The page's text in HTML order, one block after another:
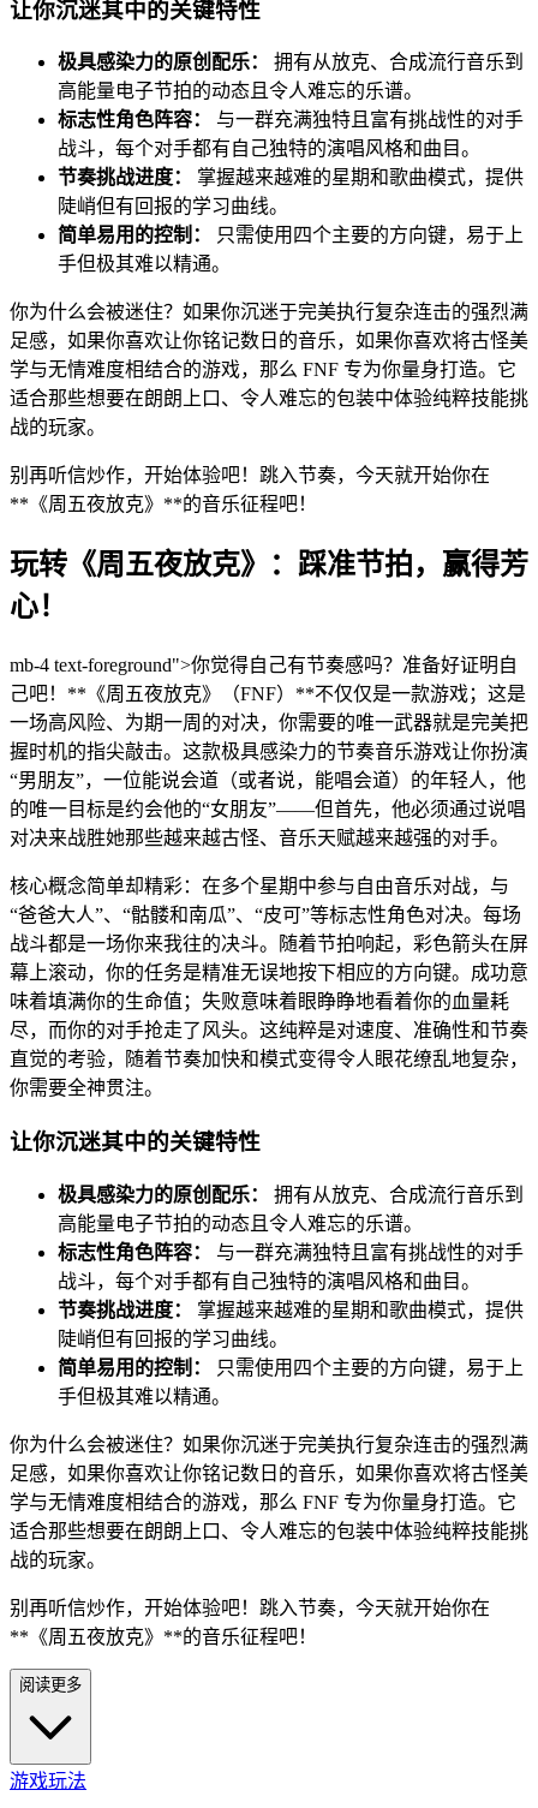
让你沉迷其中的关键特性
极具感染力的原创配乐：
拥有从放克、合成流行音乐到
高能量电子节拍的动态且令人难忘的乐谱。
标志性角色阵容：
与一群充满独特且富有挑战性的对手
战斗，每个对手都有自己独特的演唱风格和曲目。
节奏挑战进度：
掌握越来越难的星期和歌曲模式，提供
陡峭但有回报的学习曲线。
简单易用的控制：
只需使用四个主要的方向键，易于上
手但极其难以精通。
你为什么会被迷住？如果你沉迷于完美执行复杂连击的强烈满
足感，如果你喜欢让你铭记数日的音乐，如果你喜欢将古怪美
学与无情难度相结合的游戏，那么 FNF 专为你量身打造。它
适合那些想要在朗朗上口、令人难忘的包装中体验纯粹技能挑
战的玩家。
别再听信炒作，开始体验吧！跳入节奏，今天就开始你在
**《周五夜放克》**的音乐征程吧！
玩转《周五夜放克》：踩准节拍，赢得芳
心！
mb-4 text-foreground">你觉得自己有节奏感吗？准备好证明自
己吧！**《周五夜放克》（FNF）**不仅仅是一款游戏；这是
一场高风险、为期一周的对决，你需要的唯一武器就是完美把
握时机的指尖敲击。这款极具感染力的节奏音乐游戏让你扮演
“男朋友”，一位能说会道（或者说，能唱会道）的年轻人，他
的唯一目标是约会他的“女朋友”——但首先，他必须通过说唱
对决来战胜她那些越来越古怪、音乐天赋越来越强的对手。
核心概念简单却精彩：在多个星期中参与自由音乐对战，与
“爸爸大人”、“骷髅和南瓜”、“皮可”等标志性角色对决。每场
战斗都是一场你来我往的决斗。随着节拍响起，彩色箭头在屏
幕上滚动，你的任务是精准无误地按下相应的方向键。成功意
味着填满你的生命值；失败意味着眼睁睁地看着你的血量耗
尽，而你的对手抢走了风头。这纯粹是对速度、准确性和节奏
直觉的考验，随着节奏加快和模式变得令人眼花缭乱地复杂，
你需要全神贯注。
让你沉迷其中的关键特性
极具感染力的原创配乐：
拥有从放克、合成流行音乐到
高能量电子节拍的动态且令人难忘的乐谱。
标志性角色阵容：
与一群充满独特且富有挑战性的对手
战斗，每个对手都有自己独特的演唱风格和曲目。
节奏挑战进度：
掌握越来越难的星期和歌曲模式，提供
陡峭但有回报的学习曲线。
简单易用的控制：
只需使用四个主要的方向键，易于上
手但极其难以精通。
你为什么会被迷住？如果你沉迷于完美执行复杂连击的强烈满
足感，如果你喜欢让你铭记数日的音乐，如果你喜欢将古怪美
学与无情难度相结合的游戏，那么 FNF 专为你量身打造。它
适合那些想要在朗朗上口、令人难忘的包装中体验纯粹技能挑
战的玩家。
别再听信炒作，开始体验吧！跳入节奏，今天就开始你在
**《周五夜放克》**的音乐征程吧！
阅读更多
游戏玩法